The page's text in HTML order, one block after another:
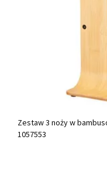
Zestaw 3 noży w
1057553